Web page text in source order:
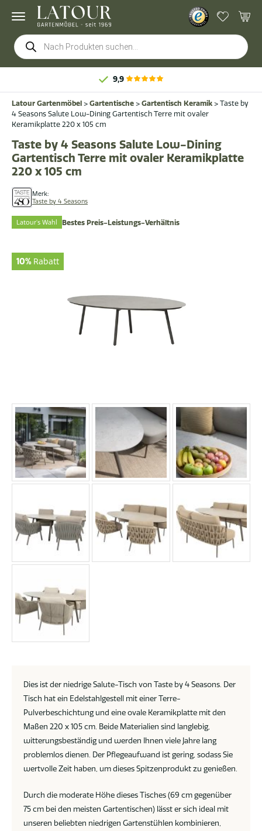
Products
search
9,9
Latour Gartenmöbel > Gartentische > Gartentisch Keramik > Taste by
4 Seasons Salute Low-Dining Gartentisch Terre mit ovaler
Keramikplatte 220 x 105 cm
Merk:
Taste by 4 Seasons
Taste by 4 Seasons Salute Low-Dining
Gartentisch Terre mit ovaler Keramikplatte
220 x 105 cm
Latour's Wahl Bestes Preis-Leistungs-Verhältnis
10% Rabatt
Dies ist der niedrige Salute-Tisch von Taste by 4 Seasons. Der
Tisch hat ein Edelstahlgestell mit einer Terre-
Pulverbeschichtung und eine ovale Keramikplatte mit den
Maßen 220 x 105 cm. Beide Materialien sind langlebig,
witterungsbeständig und werden Ihnen viele Jahre lang
problemlos dienen. Der Pflegeaufwand ist gering, sodass Sie
wertvolle Zeit haben, um dieses Spitzenprodukt zu genießen.
Durch die moderate Höhe dieses Tisches (69 cm gegenüber
75 cm bei den meisten Gartentischen) lässt er sich ideal mit
unseren beliebten niedrigen Gartenstühlen kombinieren,